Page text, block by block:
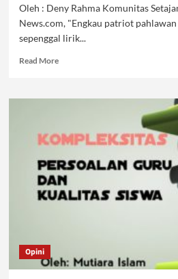
Oleh : Deny Rahma Komunitas
News.com, "Engkau patriot pahlawan
sepenggal lirik...
Read MoreRead
Kompleksitas
karena
Kapitalisme
Opini